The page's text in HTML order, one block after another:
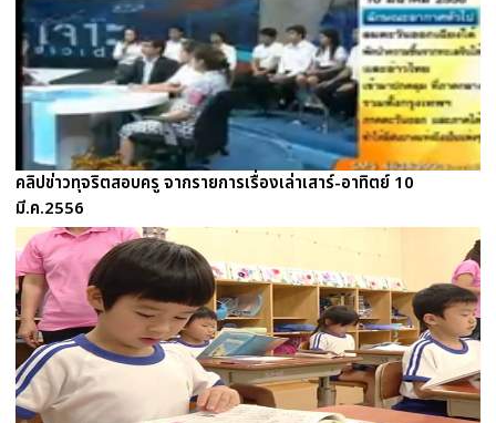
คลิปข่าวทุจริตสอบครู จากรายการเรื่องเล่าเสาร์-อาทิตย์ 10
มี.ค.2556